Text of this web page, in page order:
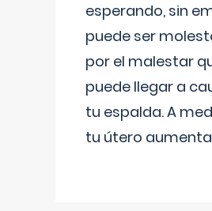
esperando, sin
puede ser
por el malestar
puede llegar a
tu espalda. A
tu útero aumenta